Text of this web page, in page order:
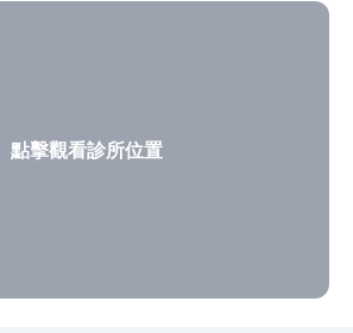
點擊觀看診所位置